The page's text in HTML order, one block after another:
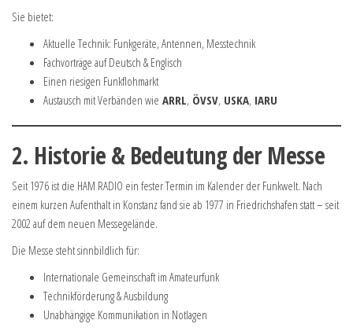
Sie bietet:
Aktuelle Technik: Funkgeräte, Antennen, Messtechnik
Fachvorträge auf Deutsch & Englisch
Einen riesigen Funkflohmarkt
Austausch mit Verbänden wie ARRL, ÖVSV, USKA, IARU
2. Historie & Bedeutung der Messe
Seit 1976 ist die HAM RADIO ein fester Termin im Kalender der Funkwelt. Nach
einem kurzen Aufenthalt in Konstanz fand sie ab 1977 in Friedrichshafen statt – seit
2002 auf dem neuen Messegelände.
Die Messe steht sinnbildlich für:
Internationale Gemeinschaft im Amateurfunk
Technikförderung & Ausbildung
Unabhängige Kommunikation in Notlagen